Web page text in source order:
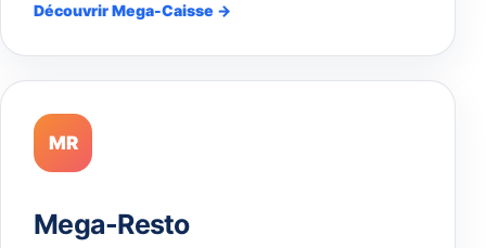
Découvrir Mega-Caisse →
MR
Mega-Resto